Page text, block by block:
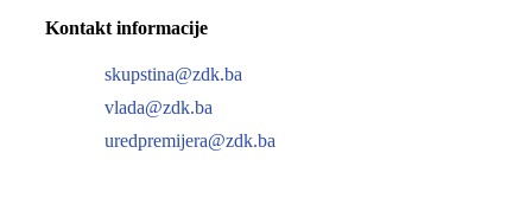
Kontakt informacije
skupstina@zdk.ba
vlada@zdk.ba
uredpremijera@zdk.ba